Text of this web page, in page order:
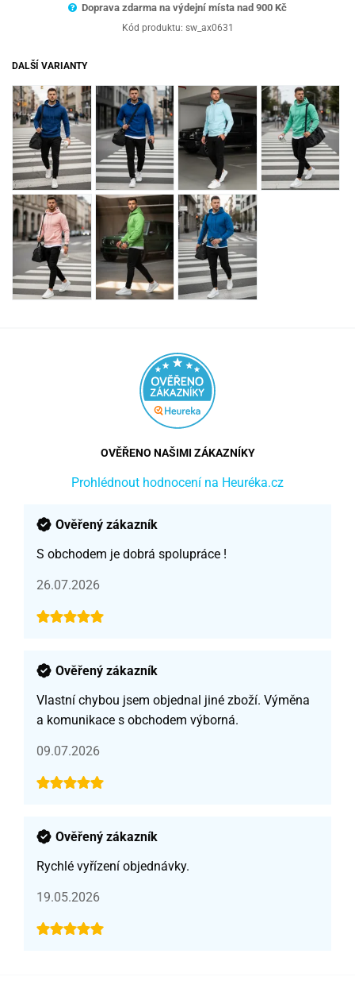
Doprava zdarma na výdejní místa nad 900 Kč
Kód produktu: sw_ax0631
DALŠÍ VARIANTY
OVĚŘENO NAŠIMI ZÁKAZNÍKY
Prohlédnout hodnocení na Heuréka.cz
Ověřený zákazník
S obchodem je dobrá spolupráce !
26.07.2026
Ověřený zákazník
Vlastní chybou jsem objednal jiné zboží. Výměna
a komunikace s obchodem výborná.
09.07.2026
Ověřený zákazník
Rychlé vyřízení objednávky.
19.05.2026